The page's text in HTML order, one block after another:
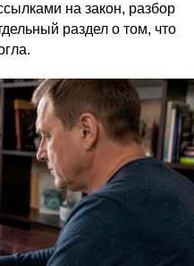
на закон, разбор
раздел о том, что